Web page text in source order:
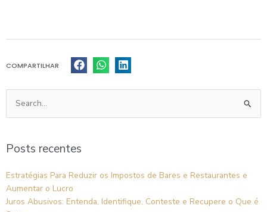
COMPARTILHAR
Pesquisar
por:
Posts recentes
Estratégias Para Reduzir os Impostos de Bares e Restaurantes e
Aumentar o Lucro
Juros Abusivos: Entenda, Identifique, Conteste e Recupere o Que é